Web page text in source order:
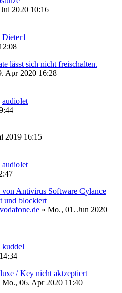
2020 10:16
Dieter1
lässt sich nicht freischalten.
Apr 2020 16:28
audiolet
2019 16:15
audiolet
Antivirus Software Cylance
und blockiert
» Mo., 01. Jun 2020
kuddel
/ Key nicht aktzeptiert
Mo., 06. Apr 2020 11:40